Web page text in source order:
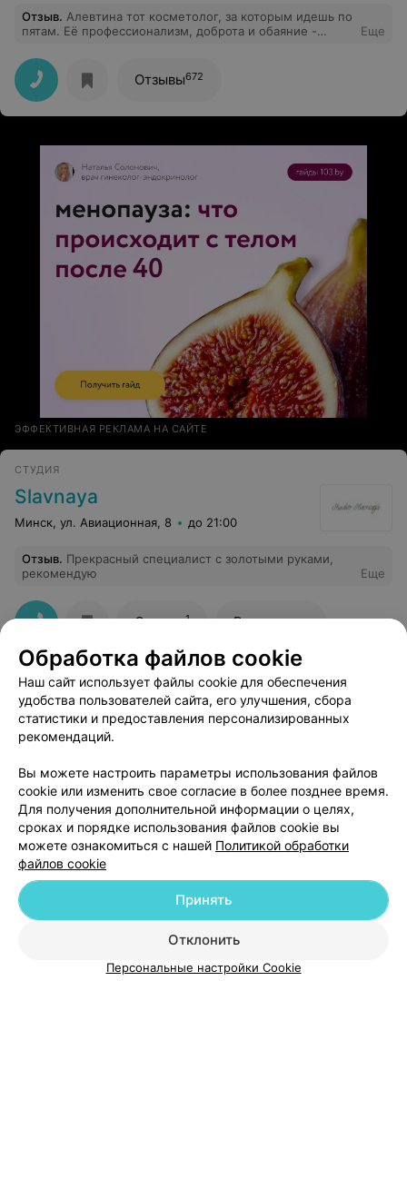
Отзыв. Алевтина тот косметолог, за которым идешь по
пятам. Её профессионализм, доброта и обаяние -
ваш салон, потому что в нем трудится Алевтина.
Спасибо! Желаю процветания! До новых встреч!
Еще
Отзывы672
ЭФФЕКТИВНАЯ РЕКЛАМА НА САЙТЕ
СТУДИЯ
Slavnaya
Минск, ул. Авиационная, 8 до 21:00
Отзыв. Прекрасный специалист с золотыми руками,
рекомендую
Еще
Отзывы1 Все адреса
Добавить специалиста
Медицинский маркетинг
Публичный договор
Пользовательское соглашение
Способы оплаты
Обработка файлов cookie
Наш сайт использует файлы cookie для обеспечения
удобства пользователей сайта, его улучшения, сбора
статистики и предоставления персонализированных
рекомендаций.
Вы можете настроить параметры использования файлов
cookie или изменить свое согласие в более позднее время.
Для получения дополнительной информации о целях,
сроках и порядке использования файлов cookie вы
можете ознакомиться с нашей Политикой обработки
файлов cookie
Отклонить
Принять
Персональные настройки Cookie